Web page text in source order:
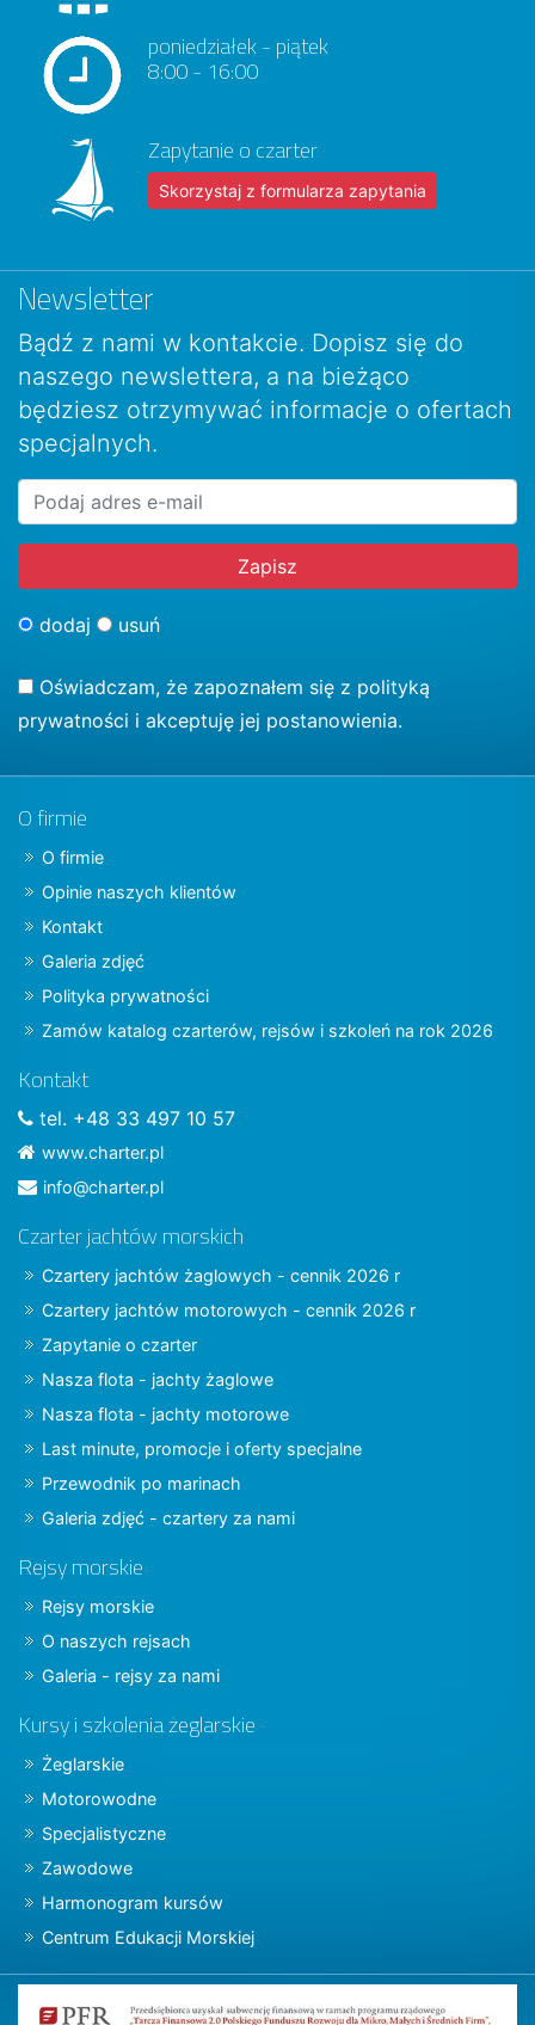
poniedziałek - piątek
8:00 - 16:00
Zapytanie o czarter
Skorzystaj z formularza zapytania
Newsletter
Bądź z nami w kontakcie. Dopisz się do
naszego newslettera, a na bieżąco
będziesz otrzymywać informacje o ofertach
specjalnych.
dodaj usuń
Oświadczam, że zapoznałem się z polityką
prywatności i akceptuję jej postanowienia.
O firmie
O firmie
Opinie naszych klientów
Kontakt
Galeria zdjęć
Polityka prywatności
Zamów katalog czarterów, rejsów i szkoleń na rok 2026
Kontakt
tel. +48 33 497 10 57
www.charter.pl
info@charter.pl
Czarter jachtów morskich
Czartery jachtów żaglowych - cennik 2026 r
Czartery jachtów motorowych - cennik 2026 r
Zapytanie o czarter
Nasza flota - jachty żaglowe
Nasza flota - jachty motorowe
Last minute, promocje i oferty specjalne
Przewodnik po marinach
Galeria zdjęć - czartery za nami
Rejsy morskie
Rejsy morskie
O naszych rejsach
Galeria - rejsy za nami
Kursy i szkolenia żeglarskie
Żeglarskie
Motorowodne
Specjalistyczne
Zawodowe
Harmonogram kursów
Centrum Edukacji Morskiej